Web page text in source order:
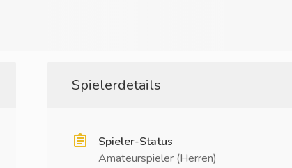
Spielerdetails
Spieler-Status
Amateurspieler (Herren)